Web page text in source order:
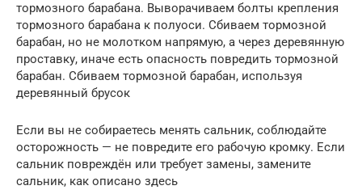
тормозного барабана. Выворачиваем болты крепления
тормозного барабана к полуоси. Сбиваем тормозной
барабан, но не молотком напрямую, а через деревянную
проставку, иначе есть опасность повредить тормозной
барабан. Сбиваем тормозной барабан, используя
деревянный брусок
Если вы не собираетесь менять сальник, соблюдайте
осторожность — не повредите его рабочую кромку. Если
сальник повреждён или требует замены, замените
сальник, как описано здесь